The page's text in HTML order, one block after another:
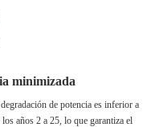
minimizada
de potencia es inferior a
años 2 a 25, lo que garantiza el